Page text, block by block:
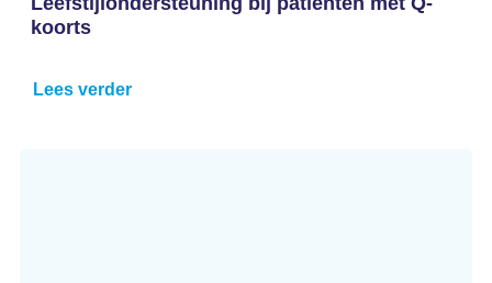
koorts
Lees verder